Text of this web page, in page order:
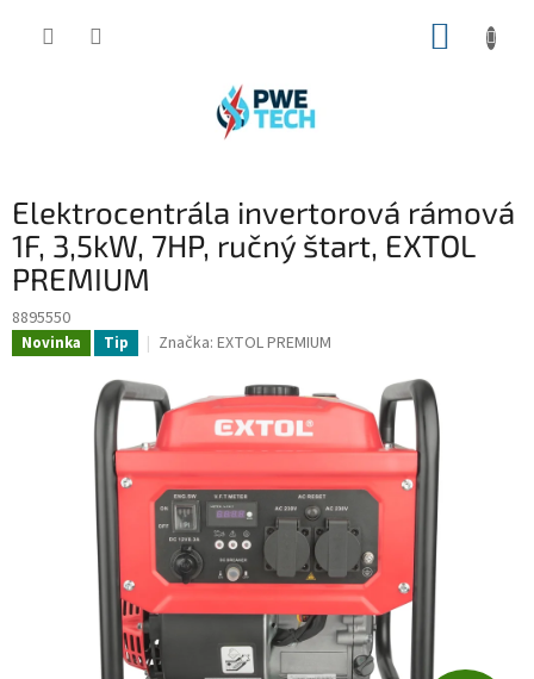
Elektrocentrála invertorová rámová
1F, 3,5kW, 7HP, ručný štart, EXTOL
PREMIUM
8895550
Novinka Tip Značka: EXTOL PREMIUM